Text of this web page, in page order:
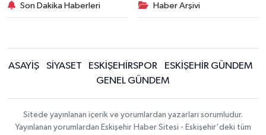
Son Dakika Haberleri Haber Arşivi
ASAYİŞ SİYASET ESKİŞEHİRSPOR
ESKİŞEHİR GÜNDEM
GENEL GÜNDEM
Sitede yayınlanan içerik ve yorumlardan yazarları sorumludur.
Yayınlanan yorumlardan Eskişehir Haber Sitesi - Eskişehir'deki tüm